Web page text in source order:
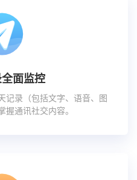
面监控
记录（包括文字、语音、图
握通讯社交内容。